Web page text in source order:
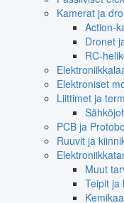
Kamerat ja
Action-
Dronet
RC-
Elektroniset
Liittimet ja
PCB ja
Ruuvit ja
Muut
Teipit ja